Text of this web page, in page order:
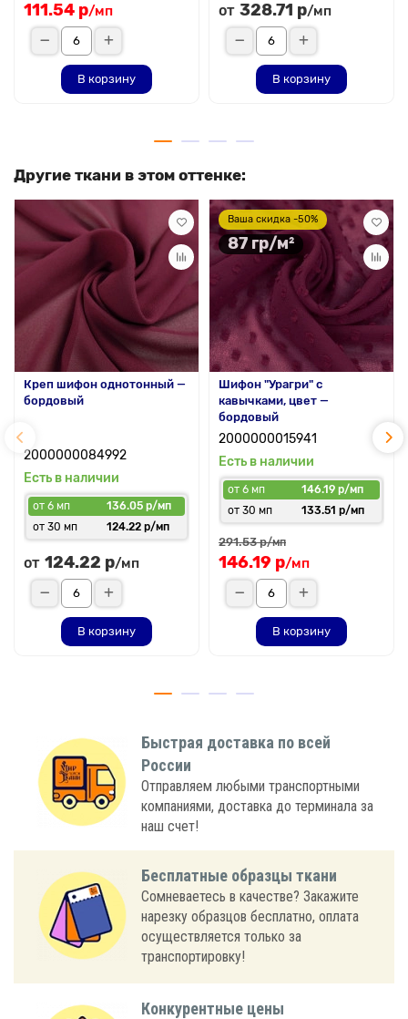
111.54 р/мп
В корзину
от 328.71 р/мп
В корзину
Другие ткани в этом оттенке:
Креп шифон однотонный —
бордовый
2000000084992
Есть в наличии
от 6 мп
136.05 р/мп
от 30 мп
124.22 р/мп
от 124.22 р/мп
В корзину
Ваша скидка -50%
87 гр/м²
Шифон "Урагри" с
кавычками, цвет —
бордовый
2000000015941
Есть в наличии
от 6 мп
146.19 р/мп
от 30 мп
133.51 р/мп
291.53 р/мп
146.19 р/мп
В корзину
Быстрая доставка по всей
России
Отправляем любыми транспортными
компаниями, доставка до терминала за
наш счет!
Бесплатные образцы ткани
Сомневаетесь в качестве? Закажите
нарезку образцов бесплатно, оплата
осуществляется только за
транспортировку!
Конкурентные цены